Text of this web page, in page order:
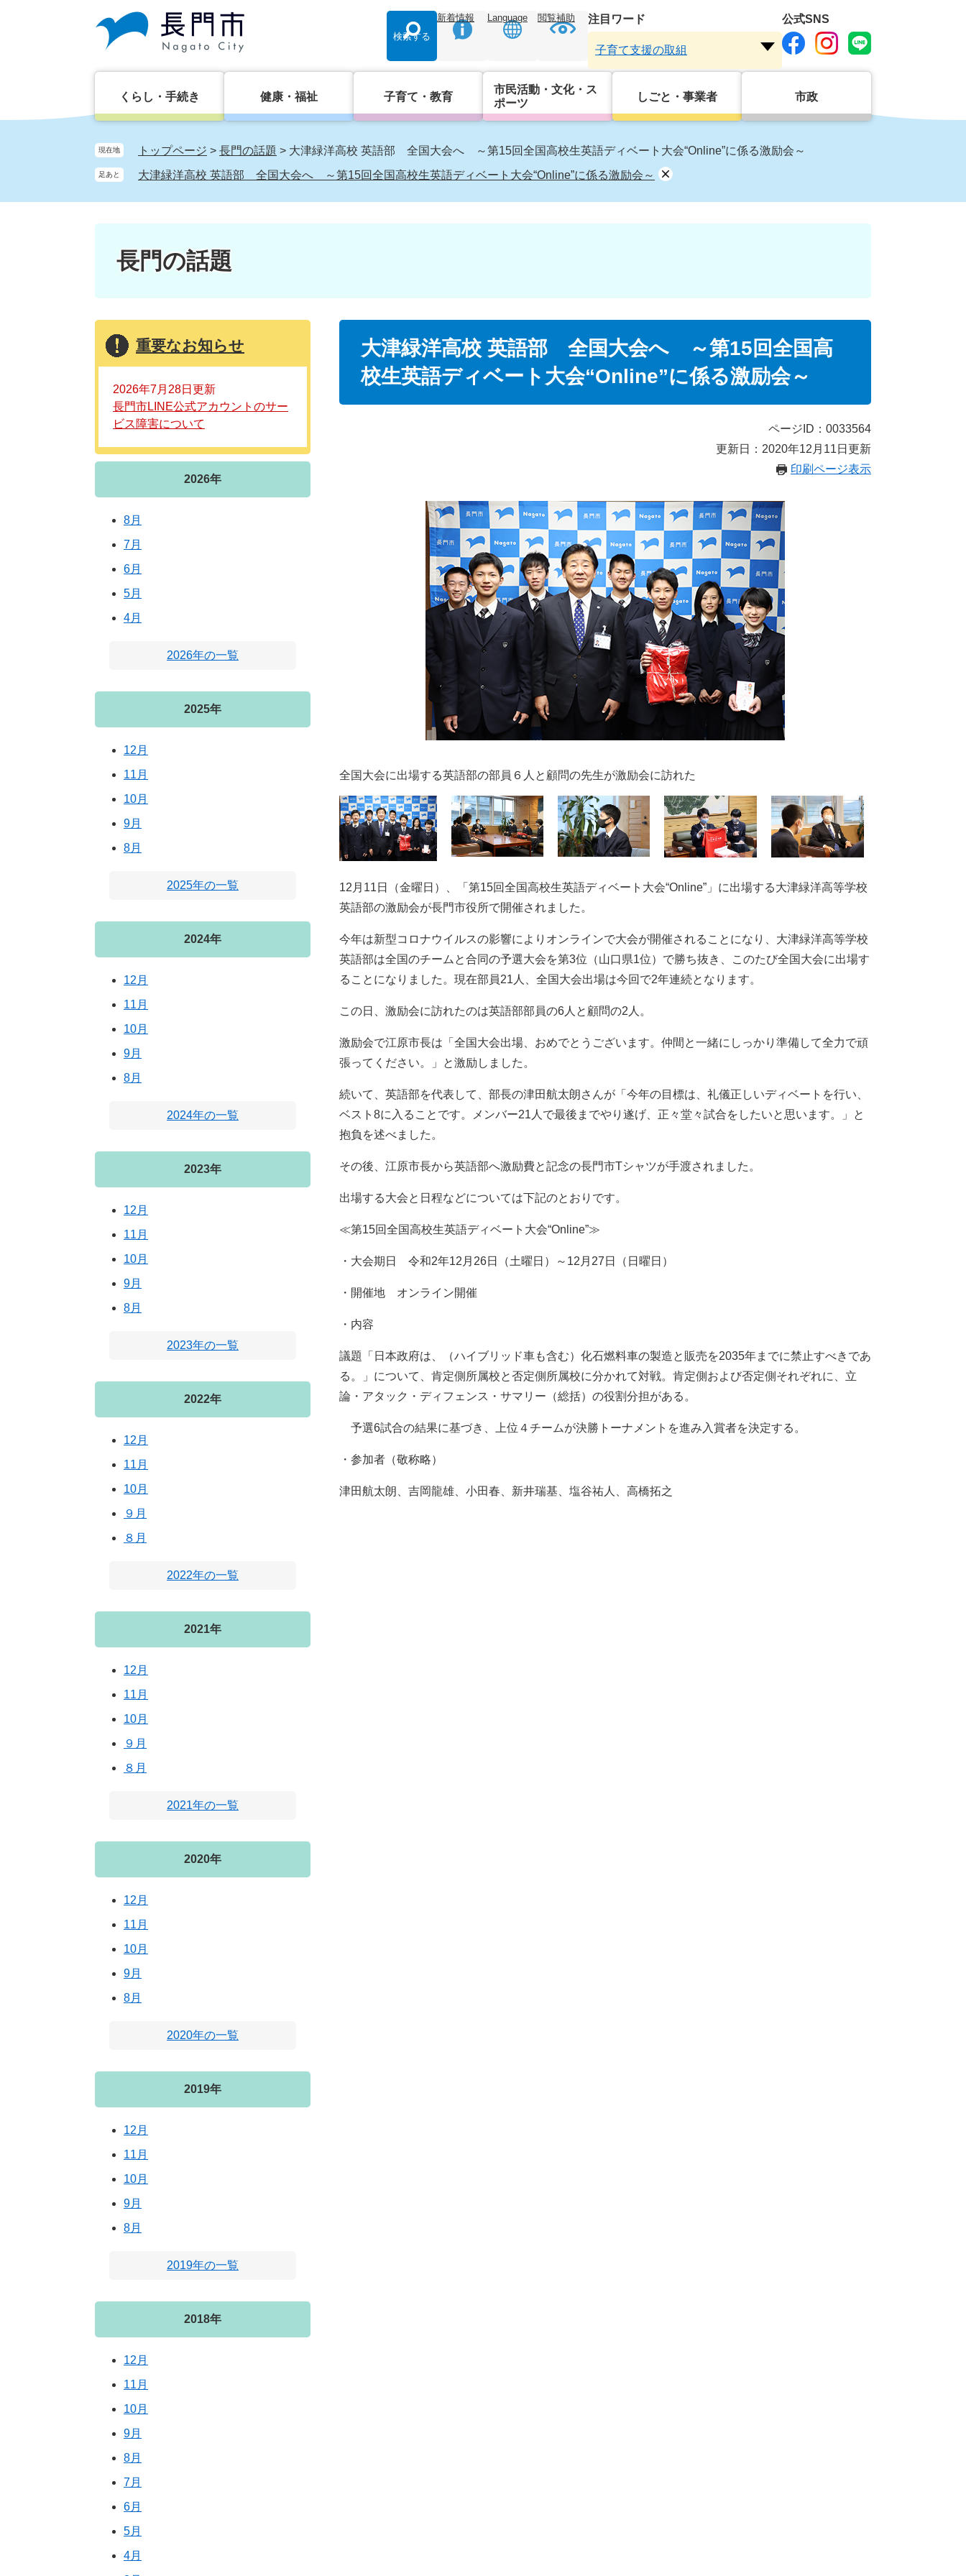
検索する
新着情報 Language 閲覧補助 注目ワード
ー
を
子育て支援の取組
公式SNS
くらし・手続き 健康・福祉 子育て・教育
市民活動・文化・ス
ポーツ
しごと・事業者 市政
現在地 トップページ > 長門の話題 > 大津緑洋高校 英語部 全国大会へ ～第15回全国高校生英語ディベート大会“Online”に係る激励会～
足あと 大津緑洋高校 英語部 全国大会へ ～第15回全国高校生英語ディベート大会“Online”に係る激励会～
長門の話題
大津緑洋高校 英語部 全国大会へ ～第15回全国高
校生英語ディベート大会“Online”に係る激励会～
ページID：0033564
更新日：2020年12月11日更新
印刷ページ表示
全国大会に出場する英語部の部員６人と顧問の先生が激励会に訪れた
12月11日（金曜日）、「第15回全国高校生英語ディベート大会“Online”」に出場する大津緑洋高等学校
英語部の激励会が長門市役所で開催されました。
今年は新型コロナウイルスの影響によりオンラインで大会が開催されることになり、大津緑洋高等学校
英語部は全国のチームと合同の予選大会を第3位（山口県1位）で勝ち抜き、このたび全国大会に出場す
ることになりました。現在部員21人、全国大会出場は今回で2年連続となります。
この日、激励会に訪れたのは英語部部員の6人と顧問の2人。
激励会で江原市長は「全国大会出場、おめでとうございます。仲間と一緒にしっかり準備して全力で頑
張ってください。」と激励しました。
続いて、英語部を代表して、部長の津田航太朗さんが「今年の目標は、礼儀正しいディベートを行い、
ベスト8に入ることです。メンバー21人で最後までやり遂げ、正々堂々試合をしたいと思います。」と
抱負を述べました。
その後、江原市長から英語部へ激励費と記念の長門市Tシャツが手渡されました。
出場する大会と日程などについては下記のとおりです。
≪第15回全国高校生英語ディベート大会“Online”≫
・大会期日 令和2年12月26日（土曜日）～12月27日（日曜日）
・開催地 オンライン開催
・内容
議題「日本政府は、（ハイブリッド車も含む）化石燃料車の製造と販売を2035年までに禁止すべきであ
る。」について、肯定側所属校と否定側所属校に分かれて対戦。肯定側および否定側それぞれに、立
論・アタック・ディフェンス・サマリー（総括）の役割分担がある。
予選6試合の結果に基づき、上位４チームが決勝トーナメントを進み入賞者を決定する。
・参加者（敬称略）
津田航太朗、吉岡龍雄、小田春、新井瑞基、塩谷祐人、高橋拓之
重要なお知らせ
2026年7月28日更新
長門市LINE公式アカウントのサー
ビス障害について
2026年
8月
7月
6月
5月
4月
2026年の一覧
2025年
12月
11月
10月
9月
8月
2025年の一覧
2024年
12月
11月
10月
9月
8月
2024年の一覧
2023年
12月
11月
10月
9月
8月
2023年の一覧
2022年
12月
11月
10月
９月
８月
2022年の一覧
2021年
12月
11月
10月
９月
８月
2021年の一覧
2020年
12月
11月
10月
9月
8月
2020年の一覧
2019年
12月
11月
10月
9月
8月
2019年の一覧
2018年
12月
11月
10月
9月
8月
7月
6月
5月
4月